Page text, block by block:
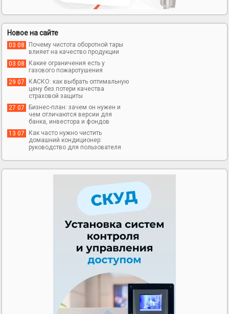
Новое на сайте
03 08
Почему чистота оборотной тары
влияет на качество продукции
03 08
Какие ограничения есть у
газового пожаротушения
29 07
КАСКО: как выбрать оптимальную
цену без потери качества
страховой защиты
27 07
Бизнес-план: зачем он нужен и
чем отличаются версии для
банка, инвестора и фондов
13 07
Как часто нужно чистить
домашний кондиционер:
руководство для пользователя